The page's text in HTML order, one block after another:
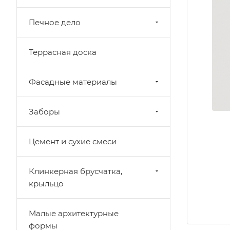
Печное дело
Террасная доска
Фасадные материалы
Заборы
Цемент и сухие смеси
Клинкерная брусчатка,
крыльцо
Малые архитектурные
формы